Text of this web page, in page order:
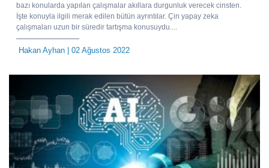
bazı konularda yapılan çalışmalar akıllara durgunluk verecek cinsten.
İşte konuyla ilgili merak edilen bütün ayrıntılar. Çin yapay zeka
çalışmaları uzun bir süredir tartışma konusuydu....
Hakan Ayhan | 02 Ağustos 2022